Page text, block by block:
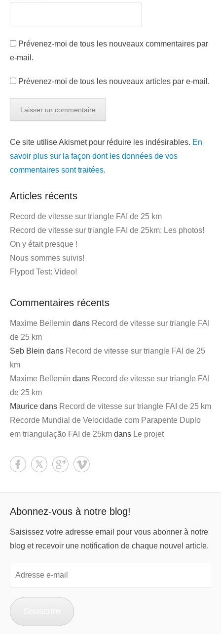
Prévenez-moi de tous les nouveaux commentaires par
e-mail.
Prévenez-moi de tous les nouveaux articles par e-mail.
Ce site utilise Akismet pour réduire les indésirables. En
savoir plus sur la façon dont les données de vos
commentaires sont traitées.
Articles récents
Record de vitesse sur triangle FAI de 25 km
Record de vitesse sur triangle FAI de 25km: Les photos!
On y était presque !
Nous sommes suivis!
Flypod Test: Video!
Commentaires récents
Maxime Bellemin dans Record de vitesse sur triangle FAI
de 25 km
Seb Blein dans Record de vitesse sur triangle FAI de 25
km
Maxime Bellemin dans Record de vitesse sur triangle FAI
de 25 km
Maurice dans Record de vitesse sur triangle FAI de 25 km
Recorde Mundial de Velocidade com Parapente Duplo
em triangulação FAI de 25km dans Le projet
Abonnez-vous à notre blog!
Saisissez votre adresse email pour vous abonner à notre
blog et recevoir une notification de chaque nouvel article.
mail